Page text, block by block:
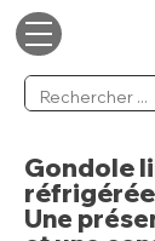
Gondole
réfrigérée
Une